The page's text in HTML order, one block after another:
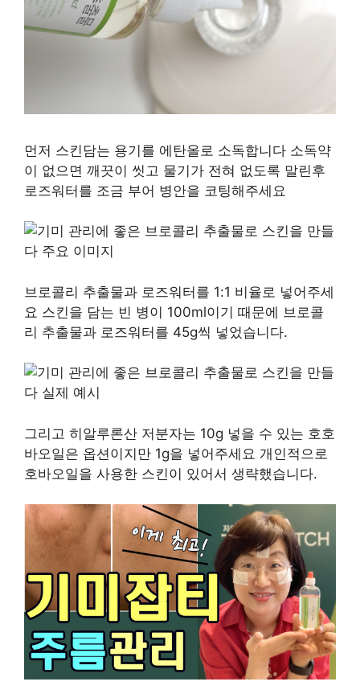
먼저 스킨담는 용기를 에탄올로 소독합니다 소독약
이 없으면 깨끗이 씻고 물기가 전혀 없도록 말린후
로즈워터를 조금 부어 병안을 코팅해주세요
브로콜리 추출물과 로즈워터를 1:1 비율로 넣어주세
요 스킨을 담는 빈 병이 100ml이기 때문에 브로콜
리 추출물과 로즈워터를 45g씩 넣었습니다.
그리고 히알루론산 저분자는 10g 넣을 수 있는 호호
바오일은 옵션이지만 1g을 넣어주세요 개인적으로
호바오일을 사용한 스킨이 있어서 생략했습니다.